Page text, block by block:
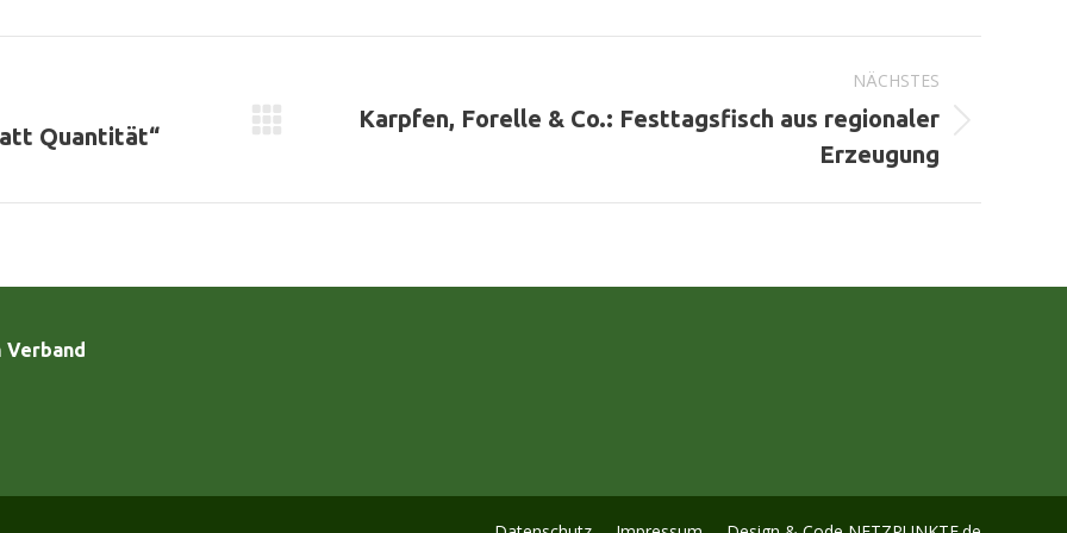
Quantität“
NÄCHSTES
Nächster
Karpfen, Forelle & Co.: Festtagsfisch aus regionaler
Erzeugung